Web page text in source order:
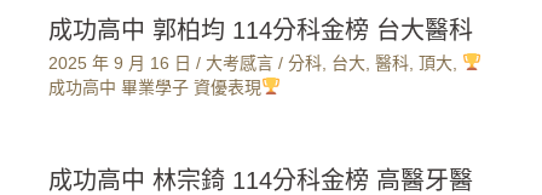
成功高中 郭柏均 114分科金榜 台大醫科
2025 年 9 月 16 日 / 大考感言 / 分科 台大 醫科 頂大
成功高中 畢業學子 資優表現
成功高中 林宗錡 114分科金榜 高醫牙醫